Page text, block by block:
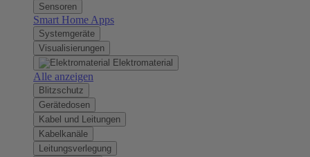
Sensoren
Smart Home Apps
Systemgeräte
Visualisierungen
Elektromaterial
Alle anzeigen
Blitzschutz
Gerätedosen
Kabel und Leitungen
Kabelkanäle
Leitungsverlegung